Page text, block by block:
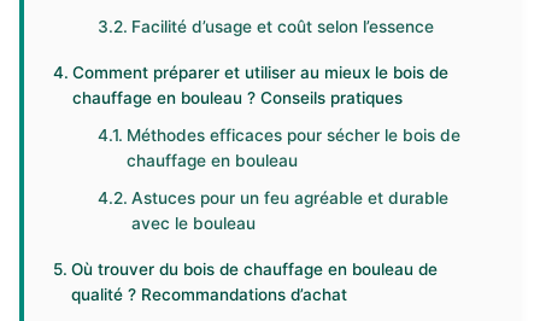
Facilité d’usage et coût selon l’essence
Comment préparer et utiliser au mieux le bois de
chauffage en bouleau ? Conseils pratiques
Méthodes efficaces pour sécher le bois de
chauffage en bouleau
Astuces pour un feu agréable et durable
avec le bouleau
Où trouver du bois de chauffage en bouleau de
qualité ? Recommandations d’achat